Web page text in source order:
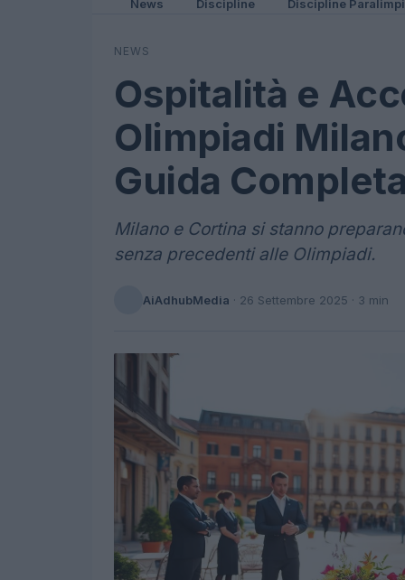
News Discipline Discipline
NEWS
Ospitalità e
Olimpiadi
Guida Completa
Milano e Cortina si stanno
senza precedenti alle Olimpiadi.
AiAdhubMedia · 26 Settembre 2025 · 3 min